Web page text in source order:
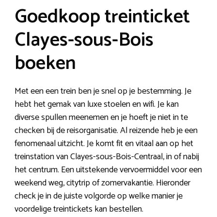
Goedkoop treinticket
Clayes-sous-Bois
boeken
Met een een trein ben je snel op je bestemming. Je
hebt het gemak van luxe stoelen en wifi. Je kan
diverse spullen meenemen en je hoeft je niet in te
checken bij de reisorganisatie. Al reizende heb je een
fenomenaal uitzicht. Je komt fit en vitaal aan op het
treinstation van Clayes-sous-Bois-Centraal, in of nabij
het centrum. Een uitstekende vervoermiddel voor een
weekend weg, citytrip of zomervakantie. Hieronder
check je in de juiste volgorde op welke manier je
voordelige treintickets kan bestellen.